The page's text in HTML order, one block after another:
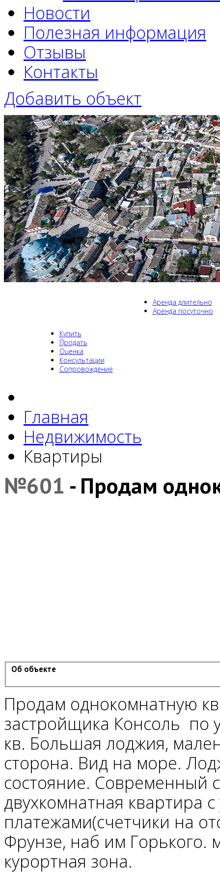
Новости
Полезная информация
Отзывы
Контакты
Добавить объект
Аренда длительно
Аренда посуточно
Купить
Продать
Оценка
Консультации
Сопровождение
Главная
Недвижимость
Квартиры
№601 - Продам
Об объекте
Продам однокомнатную
застройщика Консоль
кв. Большая лоджия,
сторона. Вид на море.
состояние. Современный
двухкомнатная
платежами(счетчики на
Фрунзе, наб им Горького.
курортная зона.